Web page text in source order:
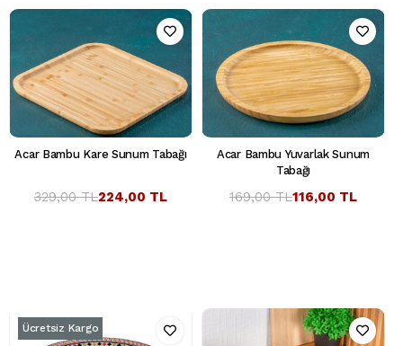
Acar Bambu Kare Sunum Tabağı
224,00 TL
329,00 TL
Acar Bambu Yuvarlak Sunum
Tabağı
116,00 TL
169,00 TL
Ücretsiz Kargo